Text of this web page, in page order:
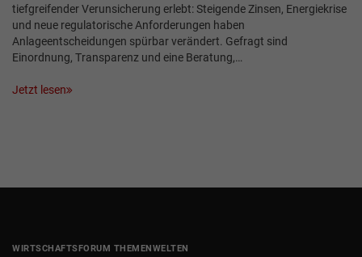
tiefgreifender Verunsicherung erlebt: Steigende Zinsen, Energiekrise
und neue regulatorische Anforderungen haben
Anlageentscheidungen spürbar verändert. Gefragt sind
Einordnung, Transparenz und eine Beratung,…
Jetzt lesen
WIRTSCHAFTSFORUM THEMENWELTEN